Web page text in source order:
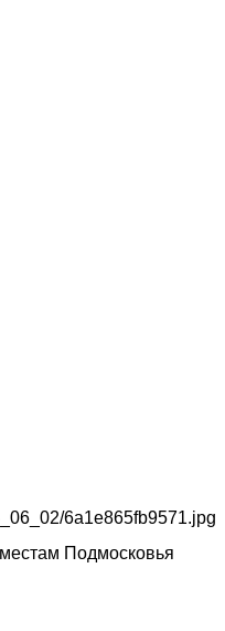
6a1e865fb9571.jpg
Подмосковья